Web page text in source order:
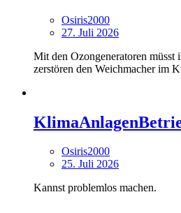
Osiris2000
27. Juli 2026
Mit den Ozongeneratoren müsst
zerstören den Weichmacher im
Osiris2000
25. Juli 2026
Kannst problemlos machen.